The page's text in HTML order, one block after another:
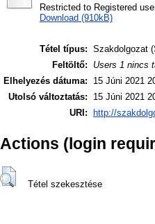
Restricted to Registered
Download (910kB)
Tétel típus: Szakdolgozat
Feltöltő:
Users 1 nincs
Elhelyezés dátuma:
15 Júni 2021
Utolsó változtatás:
15 Júni 2021
URI:
http://
Actions (login
Tétel szekesztése